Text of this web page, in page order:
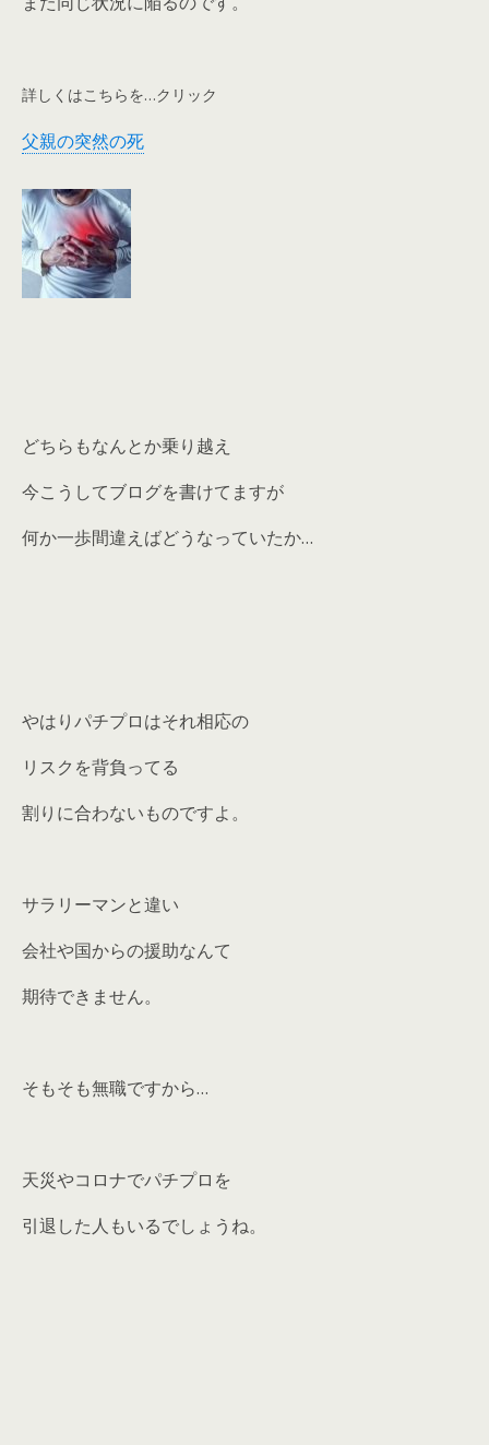
詳しくはこちらを…クリック
父親の突然の死
どちらもなんとか乗り越え
今こうしてブログを書けてますが
何か一歩間違えばどうなっていたか…
やはりパチプロはそれ相応の
リスクを背負ってる
割りに合わないものですよ。
サラリーマンと違い
会社や国からの援助なんて
期待できません。
そもそも無職ですから…
天災やコロナでパチプロを
引退した人もいるでしょうね。